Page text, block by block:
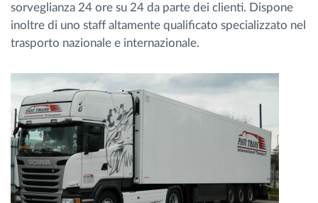
sorveglianza 24 ore su 24 da parte dei clienti. Dispone
inoltre di uno staff altamente qualificato specializzato nel
trasporto nazionale e internazionale.